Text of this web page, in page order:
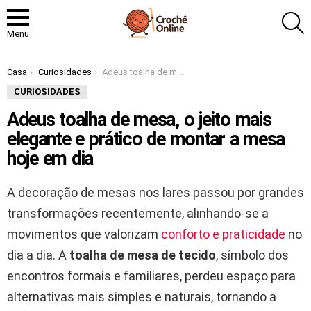
Menu
Você está aqui:
Casa Curiosidades
Adeus toalha de mesa, o jeito mais elegante e prático de montar a mesa hoje em dia
CURIOSIDADES
Adeus toalha de mesa, o jeito mais
elegante e prático de montar a mesa
hoje em dia
A decoração de mesas nos lares passou por grandes
transformações recentemente, alinhando-se a
movimentos que valorizam conforto e praticidade no
dia a dia. A toalha de mesa de tecido, símbolo dos
encontros formais e familiares, perdeu espaço para
alternativas mais simples e naturais, tornando a